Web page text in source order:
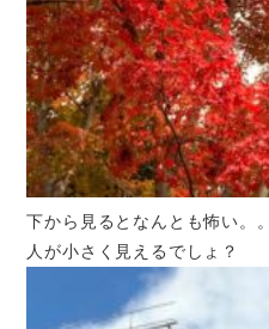
下から見るとなんとも怖い。。
人が小さく見えるでしょ？